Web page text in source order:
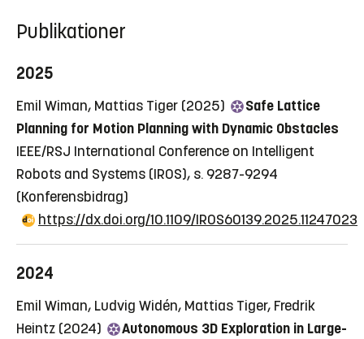
Publikationer
2025
Emil Wiman, Mattias Tiger (2025)
Safe Lattice
Planning for Motion Planning with Dynamic Obstacles
IEEE/RSJ International Conference on Intelligent
Robots and Systems (IROS), s. 9287-9294
(Konferensbidrag)
https://dx.doi.org/10.1109/IROS60139.2025.11247023
2024
Emil Wiman, Ludvig Widén, Mattias Tiger, Fredrik
Heintz (2024)
Autonomous 3D Exploration in Large-